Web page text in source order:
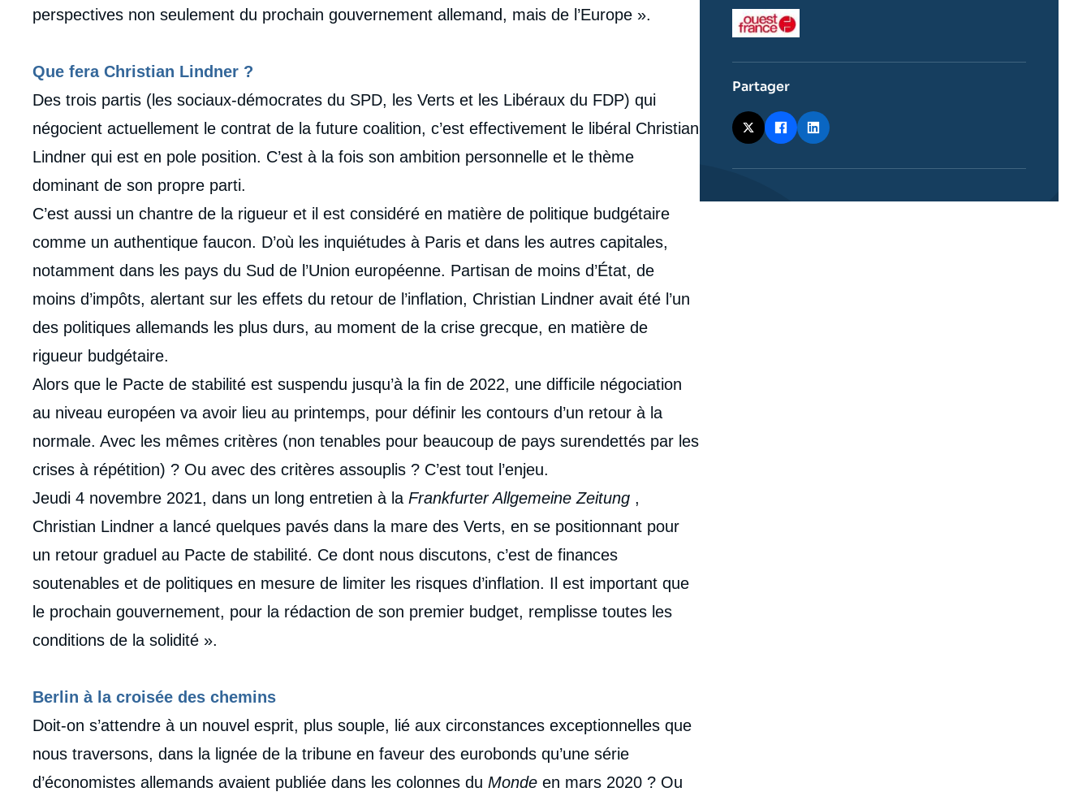
médiatique
perspectives non seulement du prochain gouvernement allemand, mais de l’Europe ».
Que fera Christian Lindner ?
Des trois partis (les sociaux-démocrates du SPD, les Verts et les Libéraux du FDP) qui
négocient actuellement le contrat de la future coalition, c’est effectivement le libéral Christian
Lindner qui est en pole position. C’est à la fois son ambition personnelle et le thème
dominant de son propre parti.
C’est aussi un chantre de la rigueur et il est considéré en matière de politique budgétaire
comme un authentique faucon. D’où les inquiétudes à Paris et dans les autres capitales,
notamment dans les pays du Sud de l’Union européenne. Partisan de moins d’État, de
moins d’impôts, alertant sur les effets du retour de l’inflation, Christian Lindner avait été l’un
des politiques allemands les plus durs, au moment de la crise grecque, en matière de
rigueur budgétaire.
Alors que le Pacte de stabilité est suspendu jusqu’à la fin de 2022, une difficile négociation
au niveau européen va avoir lieu au printemps, pour définir les contours d’un retour à la
normale. Avec les mêmes critères (non tenables pour beaucoup de pays surendettés par les
crises à répétition) ? Ou avec des critères assouplis ? C’est tout l’enjeu.
Jeudi 4 novembre 2021, dans un long entretien à la Frankfurter Allgemeine Zeitung ,
Christian Lindner a lancé quelques pavés dans la mare des Verts, en se positionnant pour
un retour graduel au Pacte de stabilité. Ce dont nous discutons, c’est de finances
soutenables et de politiques en mesure de limiter les risques d’inflation.​ Il est important que
le prochain gouvernement, pour la rédaction de son premier budget, remplisse toutes les
conditions de la solidité ».
Berlin à la croisée des chemins
Doit-on s’attendre à un nouvel esprit, plus souple, lié aux circonstances exceptionnelles que
nous traversons, dans la lignée de la tribune en faveur des eurobonds qu’une série
d’économistes allemands avaient publiée dans les colonnes du Monde en mars 2020 ? Ou
Logo
Partager